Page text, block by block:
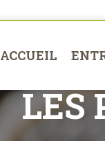
ACCUEIL
LES